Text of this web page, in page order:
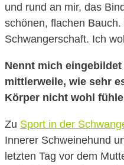
und rund an mir, das
schönen, flachen
Schwangerschaft. Ich
Nennt mich
mittlerweile, wie sehr
Körper nicht wohl
Zu Sport in der
Innerer Schweinehund
letzten Tag vor dem